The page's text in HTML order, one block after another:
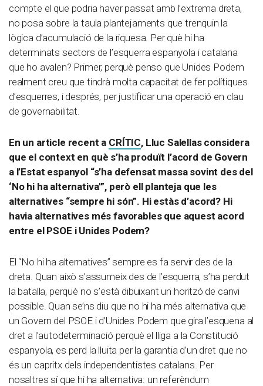
compte el que podria haver passat amb l’extrema dreta,
no posa sobre la taula plantejaments que trenquin la
lògica d’acumulació de la riquesa. Per què hi ha
determinats sectors de l’esquerra espanyola i catalana
que ho avalen? Primer, perquè penso que Unides Podem
realment creu que tindrà molta capacitat de fer polítiques
d’esquerres, i després, per justificar una operació en clau
de governabilitat.
En un article recent a CRÍTIC, Lluc Salellas considera
que el context en què s’ha produït l’acord de Govern
a l’Estat espanyol “s’ha defensat massa sovint des del
‘No hi ha alternativa'”, però ell planteja que les
alternatives “sempre hi són”. Hi estàs d’acord? Hi
havia alternatives més favorables que aquest acord
entre el PSOE i Unides Podem?
El “No hi ha alternatives” sempre es fa servir des de la
dreta. Quan això s’assumeix des de l’esquerra, s’ha perdut
la batalla, perquè no s’està dibuixant un horitzó de canvi
possible. Quan se’ns diu que no hi ha més alternativa que
un Govern del PSOE i d’Unides Podem que gira l’esquena al
dret a l’autodeterminació perquè el lliga a la Constitució
espanyola, es perd la lluita per la garantia d’un dret que no
és un capritx dels independentistes catalans. Per
nosaltres sí que hi ha alternativa: un referèndum